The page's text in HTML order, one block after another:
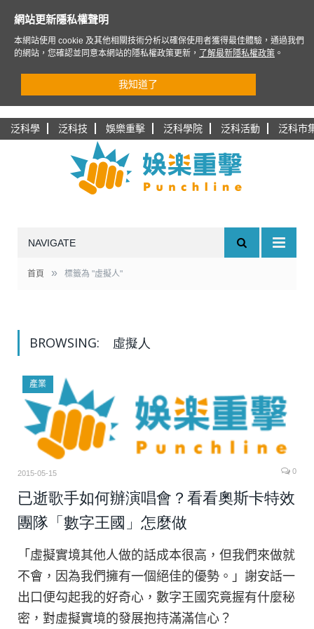
泛科學 泛科技 娛樂重擊 泛科學院 泛科活動 泛科市
NAVIGATE
首頁 » 標籤為 "虛擬人"
BROWSING: 虛擬人
產業
2015-05-15 0
已逝歌手如何辦演唱會？看看奧斯卡特效
團隊「數字王國」怎麼做
「虛擬實境其他人做的話成本很高，但我們來做就
不會，因為我們擁有一個絕佳的優勢。」謝安話一
出口便勾起我的好奇心，數字王國究竟握有什麼秘
密，對虛擬實境的發展抱持滿滿信心？
網站更新隱私權聲明
本網站使用 cookie 及其他相關技術分析以確保使用者獲得最佳體驗，通過我們
的網站，您確認並同意本網站的隱私權政策更新，
了解最新隱私權政策 。
我知道了